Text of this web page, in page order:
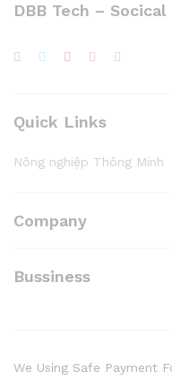
DBB Tech –
Quick Links
Nông nghiệp Thông Minh
Company
Bussiness
We Using Safe Payment